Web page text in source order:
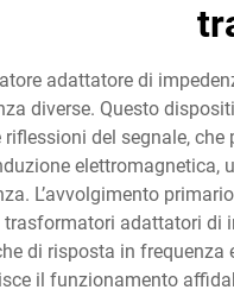
adattatore di
diverse. Questo
del segnale,
L’avvolgimento
adattatori di
di risposta in
il funzionamento